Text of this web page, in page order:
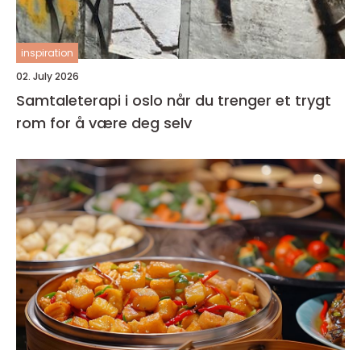
inspiration
02. July 2026
Samtaleterapi i oslo når du trenger et trygt
rom for å være deg selv